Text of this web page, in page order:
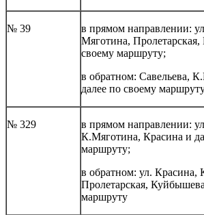
№ 39
в прямом направлении:
Мяготина, Пролетарская,
своему маршруту;
в обратном: Савельева,
далее по своему
№ 329
в прямом направлении:
К.Мяготина, Красина и
маршруту;
в обратном: ул. Красина,
Пролетарская,
маршруту